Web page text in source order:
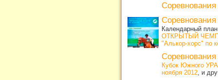
Соревнования
Соревнования
Календарный
ОТКРЫТЫЙ
"Алькор-хорс" по
Соревнования
Кубок Южного
ноября 2012 , и